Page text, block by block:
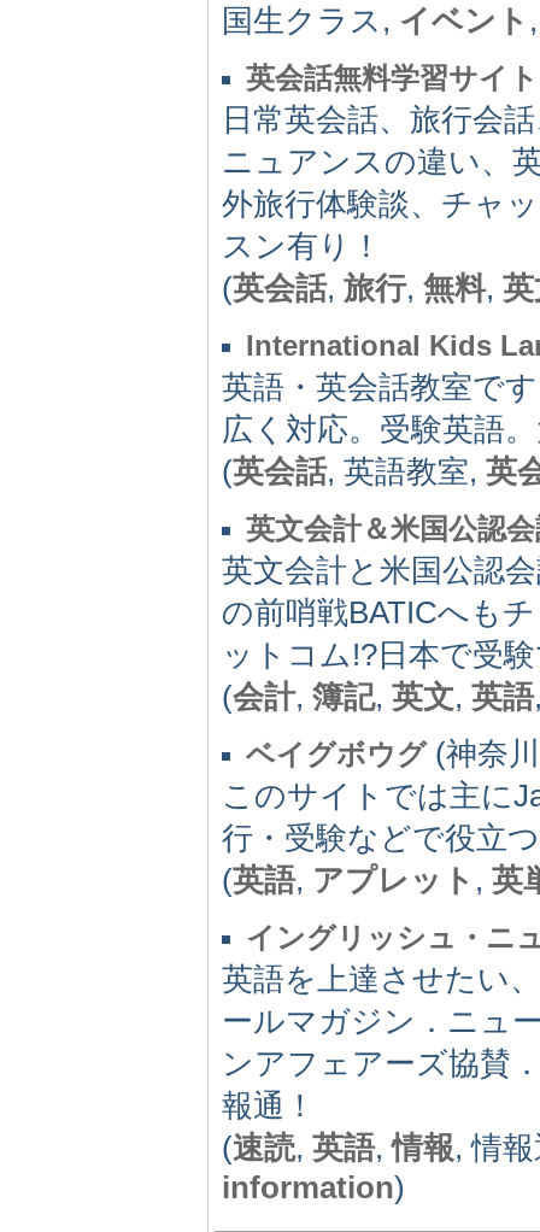
国生クラス, イベント
英会話無料学習サイト
日常英会話、旅行会
ニュアンスの違い、
外旅行体験談、チャ
スン有り！
(英会話, 旅行, 無料,
International Kids
英語・英会話教室で
広く対応。受験英語
(英会話, 英語教室, 英
英文会計＆米国公認
英文会計と米国公認
の前哨戦BATICへも
ットコム!?日本で受
(会計, 簿記, 英文, 英語
ベイグボウグ(神奈
このサイトでは主に
行・受験などで役立
(英語, アプレット , 英
イングリッシュ・ニ
英語を上達させたい
ールマガジン．ニュ
ンアフェアーズ協賛
報通！
(速読, 英語,情報, 情
information)